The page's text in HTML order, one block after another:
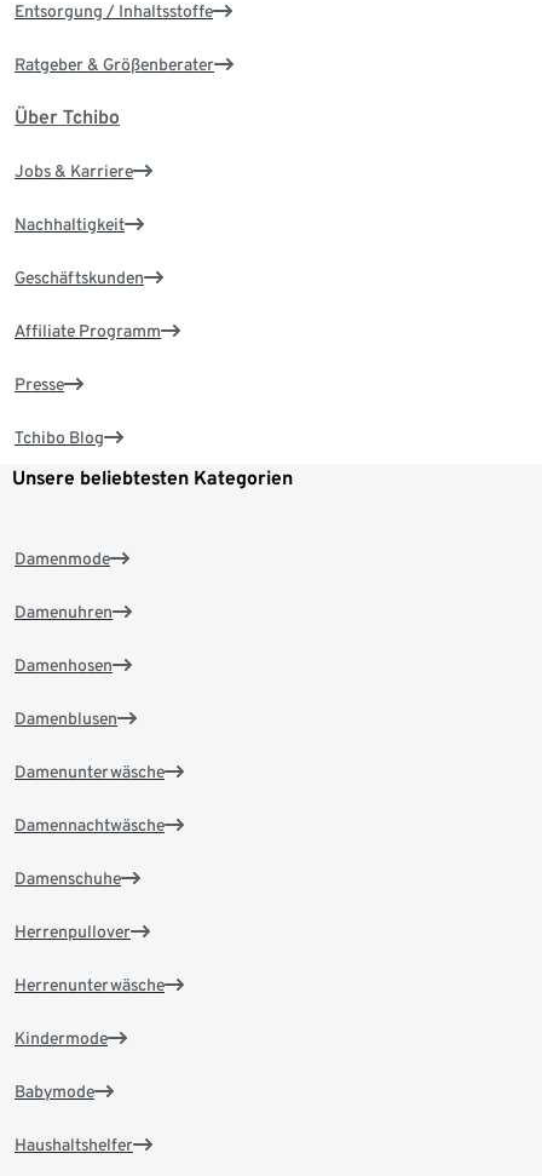
Entsorgung / Inhaltsstoffe
Ratgeber & Größenberater
Über Tchibo
Jobs & Karriere
Nachhaltigkeit
Geschäftskunden
Affiliate Programm
Presse
Tchibo Blog
Unsere beliebtesten Kategorien
Damenmode
Damenuhren
Damenhosen
Damenblusen
Damenunterwäsche
Damennachtwäsche
Damenschuhe
Herrenpullover
Herrenunterwäsche
Kindermode
Babymode
Haushaltshelfer